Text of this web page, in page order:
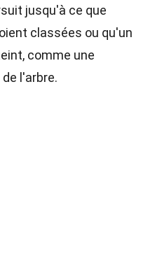
jusqu'à ce que
classées ou qu'un
comme une
l'arbre.